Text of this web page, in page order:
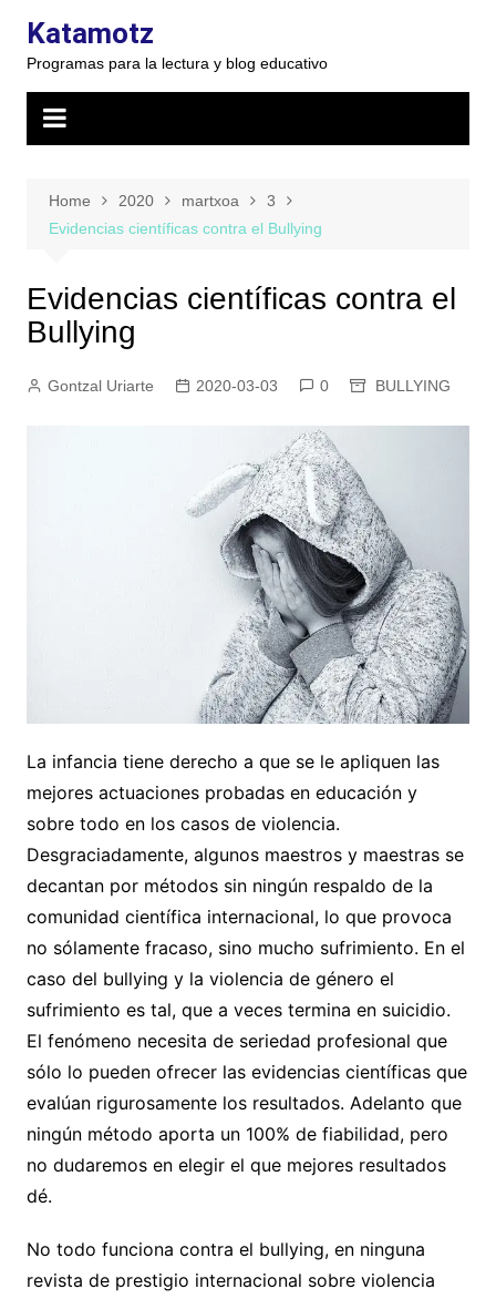
content
Katamotz
Programas para la lectura y blog educativo
Home 2020 martxoa
3
Evidencias científicas contra el Bullying
Evidencias científicas contra el
Bullying
Gontzal Uriarte 2020-03-03 0 BULLYING
La infancia tiene derecho a que se le apliquen las
mejores actuaciones probadas en educación y
sobre todo en los casos de violencia.
Desgraciadamente, algunos maestros y maestras se
decantan por métodos sin ningún respaldo de la
comunidad científica internacional, lo que provoca
no sólamente fracaso, sino mucho sufrimiento. En el
caso del bullying y la violencia de género el
sufrimiento es tal, que a veces termina en suicidio.
El fenómeno necesita de seriedad profesional que
sólo lo pueden ofrecer las evidencias científicas que
evalúan rigurosamente los resultados. Adelanto que
ningún método aporta un 100% de fiabilidad, pero
no dudaremos en elegir el que mejores resultados
dé.
No todo funciona contra el bullying, en ninguna
revista de prestigio internacional sobre violencia